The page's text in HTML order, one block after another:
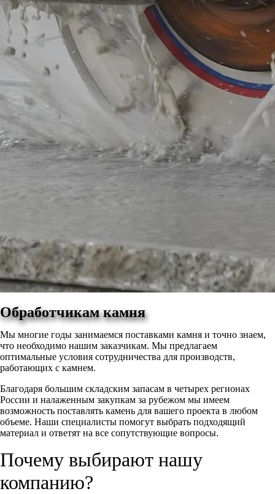
Обработчикам камня
Мы многие годы занимаемся поставками камня и точно знаем,
что необходимо нашим заказчикам. Мы предлагаем
оптимальные условия сотрудничества для производств,
работающих с камнем.
Благодаря большим складским запасам в четырех регионах
России и налаженным закупкам за рубежом мы имеем
возможность поставлять камень для вашего проекта в любом
объеме. Наши специалисты помогут выбрать подходящий
материал и ответят на все сопутствующие вопросы.
Почему выбирают нашу
компанию?